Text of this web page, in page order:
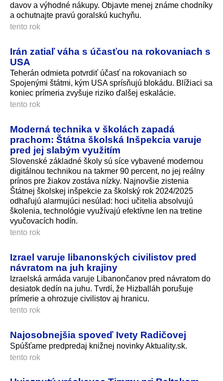
davov a výhodné nákupy. Objavte menej známe chodníky
a ochutnajte pravú goralskú kuchyňu.
tento rok
Irán zatiaľ váha s účasťou na rokovaniach s
USA
Teherán odmieta potvrdiť účasť na rokovaniach so
Spojenými štátmi, kým USA sprísňujú blokádu. Blížiaci sa
koniec prímeria zvyšuje riziko ďalšej eskalácie.
tento rok
Moderná technika v školách zapadá
prachom: Štátna školská Inšpekcia varuje
pred jej slabým využitím
Slovenské základné školy sú síce vybavené modernou
digitálnou technikou na takmer 90 percent, no jej reálny
prínos pre žiakov zostáva nízky. Najnovšie zistenia
Štátnej školskej inšpekcie za školský rok 2024/2025
odhaľujú alarmujúci nesúlad: hoci učitelia absolvujú
školenia, technológie využívajú efektívne len na tretine
vyučovacích hodín.
tento rok
Izrael varuje libanonských civilistov pred
návratom na juh krajiny
Izraelská armáda varuje Libanončanov pred návratom do
desiatok dedín na juhu. Tvrdí, že Hizballáh porušuje
prímerie a ohrozuje civilistov aj hranicu.
tento rok
Najosobnejšia spoveď Ivety Radičovej
Spúšťame predpredaj knižnej novinky Aktuality.sk.
tento rok